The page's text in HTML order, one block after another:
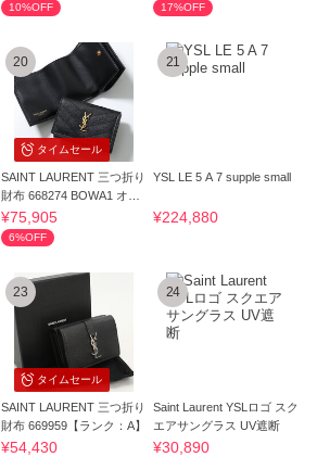
10%OFF 17%OFF
タイムセール
20
SAINT LAURENT 三つ折り
財布 668274 BOWA1 オリ
ガミ
¥75,905
6%OFF
21
YSL LE 5 A 7 supple small
¥224,880
タイムセール
23
SAINT LAURENT 三つ折り
財布 669959【ランク：A】
¥54,430
24
Saint Laurent YSLロゴ スク
エアサングラス UV遮断
¥30,890